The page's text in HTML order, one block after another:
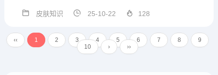
是头皮屑增多，且这种头皮屑往往
块状。2、银屑病：头皮屑非常多，
头皮层较厚，伴有红斑，头发可能
皮肤知识 25-10-22 128
‹‹ 1 2 3 4 5 6 7 8
9
10
› ››